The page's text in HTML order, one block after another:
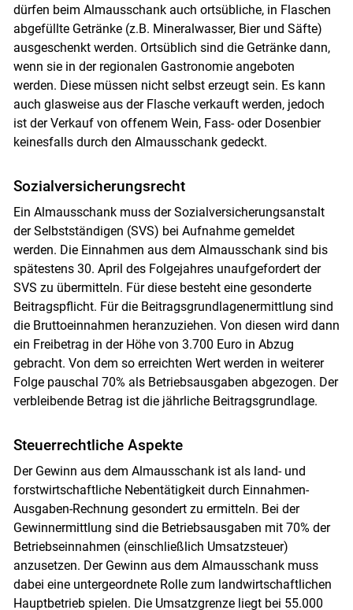
dürfen beim Almausschank auch ortsübliche, in Flaschen
abgefüllte Getränke (z.B. Mineralwasser, Bier und Säfte)
ausgeschenkt werden. Ortsüblich sind die Getränke dann,
wenn sie in der regionalen Gastronomie angeboten
werden. Diese müssen nicht selbst erzeugt sein. Es kann
auch glasweise aus der Flasche verkauft werden, jedoch
ist der Verkauf von offenem Wein, Fass- oder Dosenbier
keinesfalls durch den Almausschank gedeckt.
Sozialversicherungsrecht
Ein Almausschank muss der Sozialversicherungsanstalt
der Selbstständigen (SVS) bei Aufnahme gemeldet
werden. Die Einnahmen aus dem Almausschank sind bis
spätestens 30. April des Folgejahres unaufgefordert der
SVS zu übermitteln. Für diese besteht eine gesonderte
Beitragspflicht. Für die Beitragsgrundlagenermittlung sind
die Bruttoeinnahmen heranzuziehen. Von diesen wird dann
ein Freibetrag in der Höhe von 3.700 Euro in Abzug
gebracht. Von dem so erreichten Wert werden in weiterer
Folge pauschal 70% als Betriebsausgaben abgezogen. Der
verbleibende Betrag ist die jährliche Beitragsgrundlage.
Steuerrechtliche Aspekte
Der Gewinn aus dem Almausschank ist als land- und
forstwirtschaftliche Nebentätigkeit durch Einnahmen-
Ausgaben-Rechnung gesondert zu ermitteln. Bei der
Gewinnermittlung sind die Betriebsausgaben mit 70% der
Betriebseinnahmen (einschließlich Umsatzsteuer)
anzusetzen. Der Gewinn aus dem Almausschank muss
dabei eine untergeordnete Rolle zum landwirtschaftlichen
Hauptbetrieb spielen. Die Umsatzgrenze liegt bei 55.000